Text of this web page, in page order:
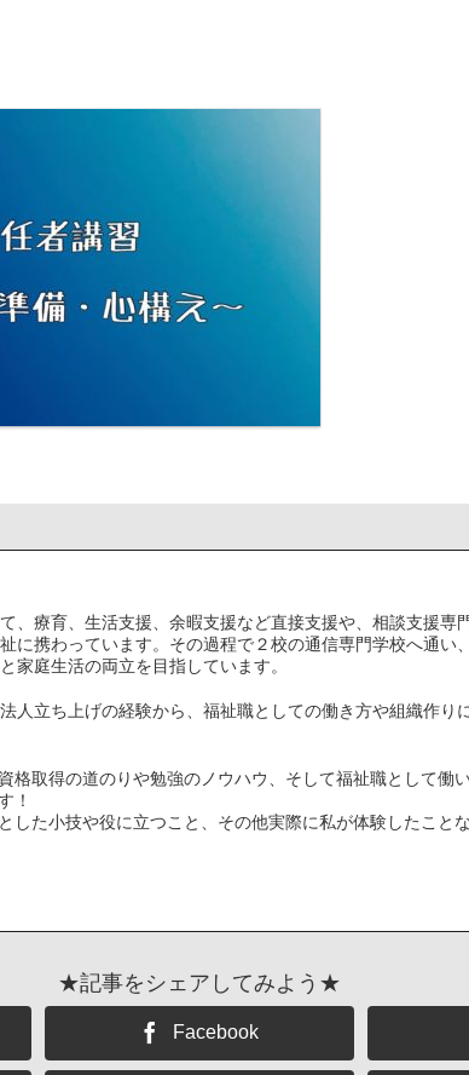
、療育、生活支援、余暇支援など直接支援や、相談支援専
に携わっています。その過程で２校の通信専門学校へ通い
家庭生活の両立を目指しています。
人立ち上げの経験から、福祉職としての働き方や組織作り
格取得の道のりや勉強のノウハウ、そして福祉職として働
！
した小技や役に立つこと、その他実際に私が体験したこと
★記事をシェアしてみよう★
Facebook